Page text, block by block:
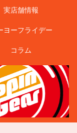
実店舗情報
ヨーフライデー
コラム